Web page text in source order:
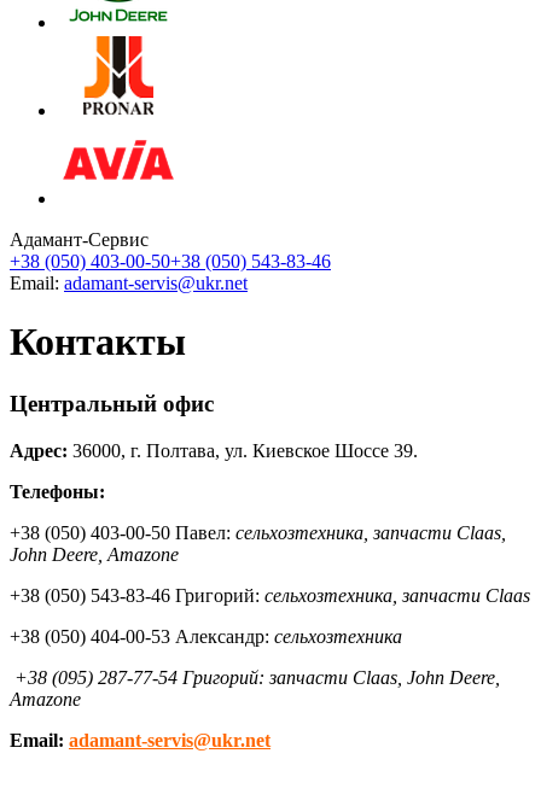
Адамант-Сервис
+38 (050) 403-00-50+38 (050) 543-83-46
Email: adamant-servis@ukr.net
Контакты
Центральный офис
Адрес: 36000, г. Полтава, ул. Киевское Шоссе 39.
Телефоны:
+38 (050) 403-00-50 Павел: сельхозтехника, запчасти Claas,
John Deere, Amazone
+38 (050) 543-83-46 Григорий: сельхозтехника, запчасти Claas
+38 (050) 404-00-53 Александр: сельхозтехника
+38 (095) 287-77-54 Григорий: запчасти Claas, John Deere,
Amazone
Email: adamant-servis@ukr.net